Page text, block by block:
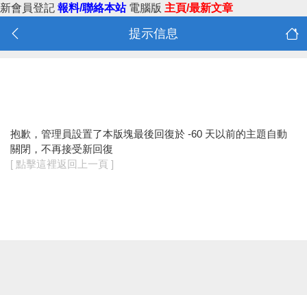
新會員登記 報料/聯絡本站 電腦版 主頁/最新文章
提示信息
抱歉，管理員設置了本版塊最後回復於 -60 天以前的主題自動
關閉，不再接受新回復
[ 點擊這裡返回上一頁 ]